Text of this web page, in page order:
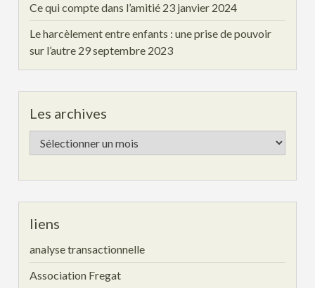
Ce qui compte dans l’amitié 23 janvier 2024
Le harcèlement entre enfants : une prise de pouvoir
sur l’autre 29 septembre 2023
Les archives
Les
archives
liens
analyse transactionnelle
Association Fregat